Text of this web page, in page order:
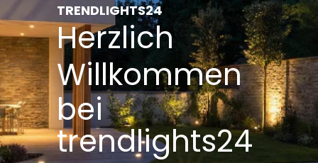
TRENDLIGHTS24
Herzlich
Willkommen
bei
trendlights24